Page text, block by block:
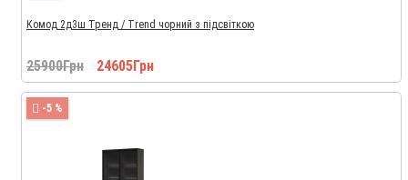
Комод 2д3ш Тренд / Trend чорний з підсвіткою
25900Грн 24605Грн
-5 %